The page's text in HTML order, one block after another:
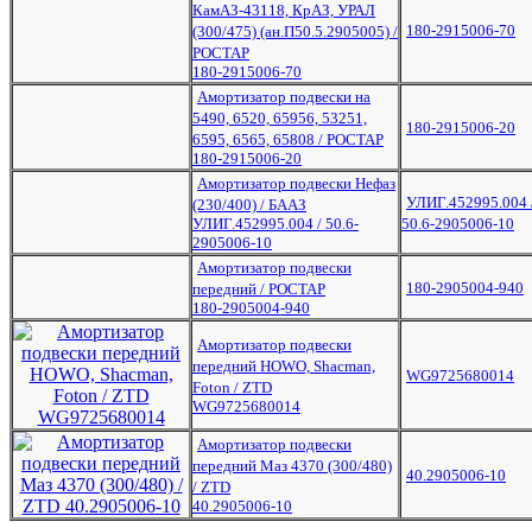
КамАЗ-43118, КрАЗ, УРАЛ
(300/475) (ан.П50.5.2905005) /
РОСТАР
180-2915006-70
180-2915006-70
Амортизатор подвески на
5490, 6520, 65956, 53251,
6595, 6565, 65808 / РОСТАР
180-2915006-20
180-2915006-20
Амортизатор подвески Нефаз
(230/400) / БААЗ
УЛИГ.452995.004 / 50.6-
2905006-10
УЛИГ.452995.004
50.6-2905006-10
Амортизатор подвески
передний / РОСТАР
180-2905004-940
180-2905004-940
Амортизатор подвески
передний HOWO, Shacman,
Foton / ZTD
WG9725680014
WG9725680014
Амортизатор подвески
передний Маз 4370 (300/480)
/ ZTD
40.2905006-10
40.2905006-10